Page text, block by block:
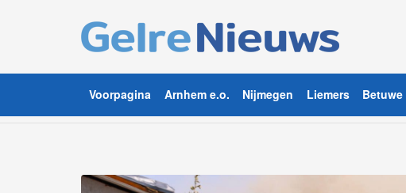
Voorpagina Arnhem e.o. Nijmegen Liemers Betuwe